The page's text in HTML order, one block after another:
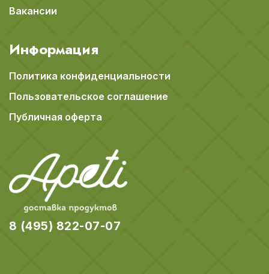
Вакансии
Информация
Политика конфиденциальности
Пользовательское соглашение
Публичная оферта
8 (495) 822-07-07